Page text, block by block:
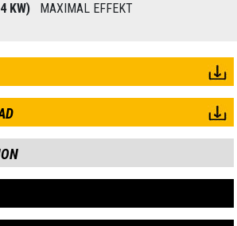
KW) MAXIMAL EFFEKT